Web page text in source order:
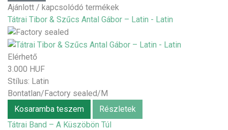
Ajánlott / kapcsolódó termékek
Tátrai Tibor & Szűcs Antal Gábor – Latin - Latin
Elérhető
3.000 HUF
Stílus: Latin
Bontatlan/Factory sealed/M
Kosaramba teszem
Részletek
Tátrai Band – A Küszöbön Túl